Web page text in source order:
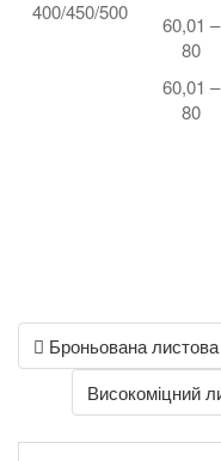
400/450/500
60,01 –
80
60,01 –
80
Post
navigation
Броньована
Високоміцний